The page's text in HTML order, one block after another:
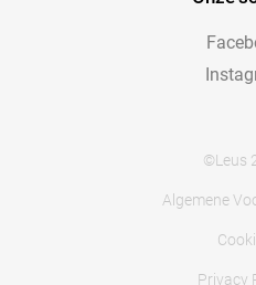
©Leus
Algemene
Privacy